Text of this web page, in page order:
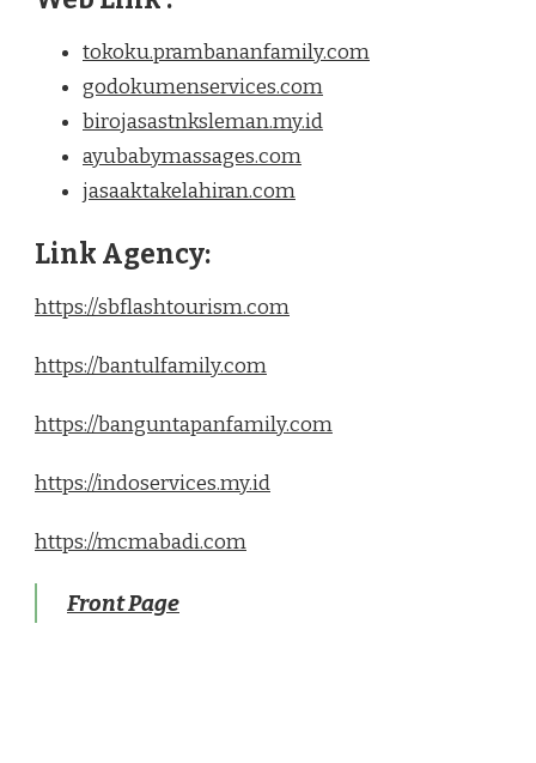
tokoku.prambananfamily.com
godokumenservices.com
birojasastnksleman.my.id
ayubabymassages.com
jasaaktakelahiran.com
Link Agency:
https://sbflashtourism.com
https://bantulfamily.com
https://banguntapanfamily.com
https://indoservices.my.id
https://mcmabadi.com
Front Page